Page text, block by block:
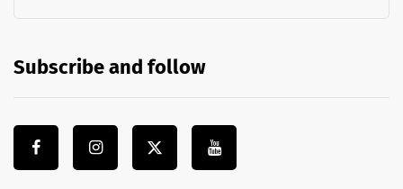
Subscribe and follow